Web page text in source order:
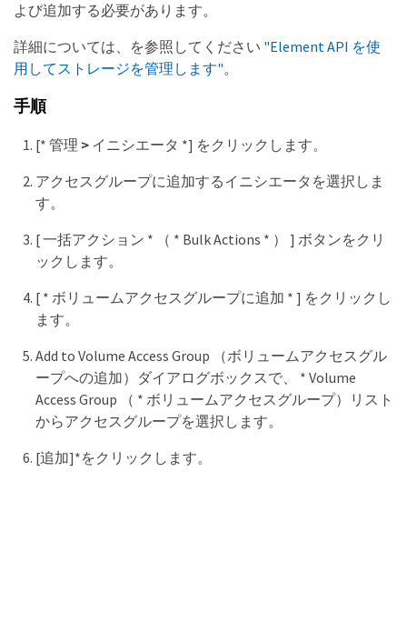
よび追加する必要があります。
詳細については、を参照してください "Element API を使
用してストレージを管理します"。
手順
[* 管理 >イニシエータ *] をクリックします。
アクセスグループに追加するイニシエータを選択しま
す。
[ 一括アクション * （ * Bulk Actions * ） ] ボタンをクリ
ックします。
[ * ボリュームアクセスグループに追加 * ] をクリックし
ます。
Add to Volume Access Group （ボリュームアクセスグル
ープへの追加）ダイアログボックスで、 * Volume
Access Group （ * ボリュームアクセスグループ）リスト
からアクセスグループを選択します。
[追加]*をクリックします。